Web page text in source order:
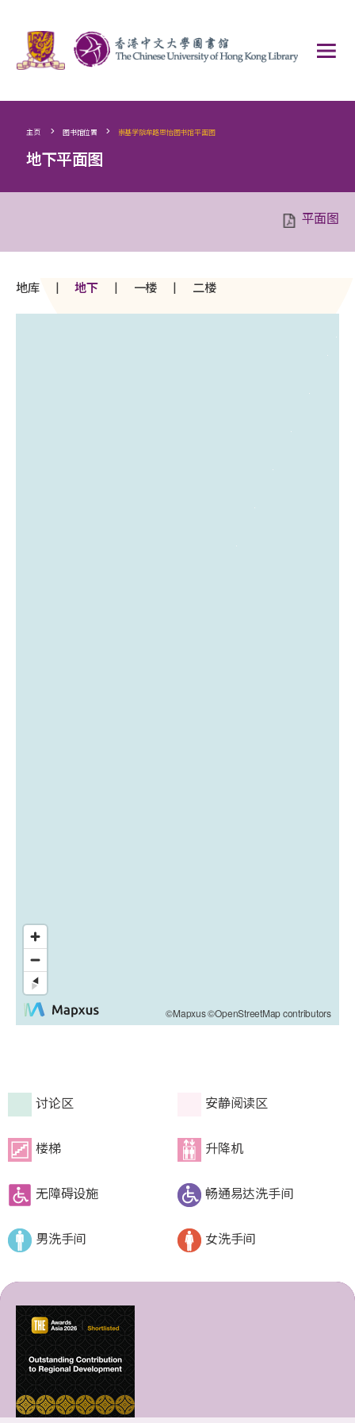
主页 > 图书馆位置 > 崇基学院牟路思怡图书馆平面图
地下平面图
平面图
地库 | 地下 | 一楼 | 二楼
©Mapxus ©OpenStreetMap contributors
讨论区 安静阅读区
楼梯 升降机
无障碍设施 畅通易达洗手间
男洗手间 女洗手间